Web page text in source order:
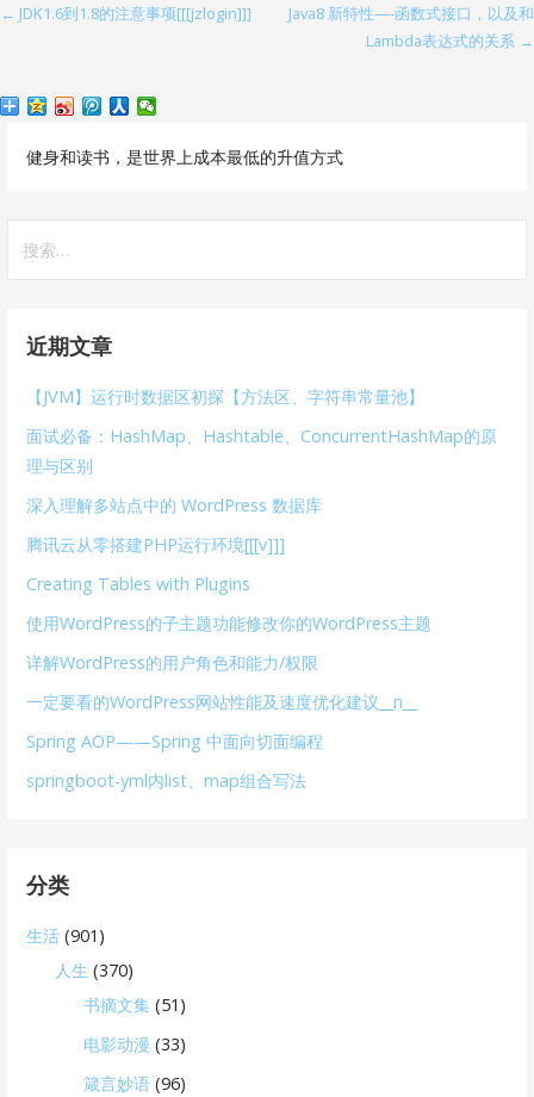
文
导
航
← JDK1.6到1.8的注意事项[[[jzlogin]]]
Java8 新特性—-函数式接口，以及和
Lambda表达式的关系 →
健身和读书，是世界上成本最低的升值方式
索
近期文章
【JVM】运行时数据区初探【方法区、字符串常量池】
面试必备：HashMap、Hashtable、ConcurrentHashMap的原
理与区别
深入理解多站点中的 WordPress 数据库
腾讯云从零搭建PHP运行环境[[[v]]]
Creating Tables with Plugins
使用WordPress的子主题功能修改你的WordPress主题
详解WordPress的用户角色和能力/权限
一定要看的WordPress网站性能及速度优化建议__n__
Spring AOP——Spring 中面向切面编程
springboot-yml内list、map组合写法
分类
生活 (901)
人生 (370)
书摘文集 (51)
电影动漫 (33)
箴言妙语 (96)